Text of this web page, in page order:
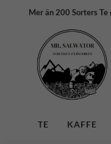
Mer än 200
TE KAFFE